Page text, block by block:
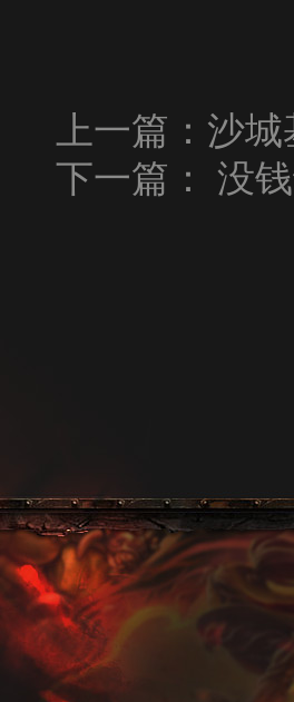
上一篇： 沙城
下一篇：
没